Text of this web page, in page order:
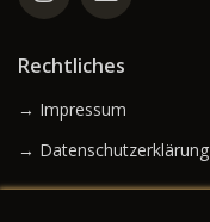
Rechtliches
→ Impressum
→ Datenschutzerklärung